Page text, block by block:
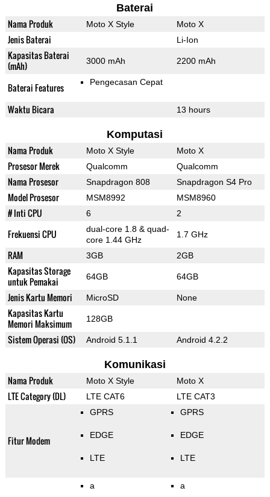
Baterai
Nama Produk Moto X Style Moto X
Jenis Baterai Li-Ion
Kapasitas Baterai
(mAh)
3000 mAh 2200 mAh
Baterai Features Pengecasan Cepat
Waktu Bicara 13 hours
Komputasi
Nama Produk Moto X Style Moto X
Prosesor Merek Qualcomm Qualcomm
Nama Prosesor Snapdragon 808 Snapdragon S4 Pro
Model Prosesor MSM8992 MSM8960
# Inti CPU 6 2
Frekuensi CPU
dual-core 1.8 & quad-
core 1.44 GHz
1.7 GHz
RAM 3GB 2GB
Kapasitas Storage
untuk Pemakai
64GB 64GB
Jenis Kartu Memori MicroSD None
Kapasitas Kartu
Memori Maksimum
128GB
Sistem Operasi (OS) Android 5.1.1 Android 4.2.2
Komunikasi
Nama Produk Moto X Style Moto X
LTE Category (DL) LTE CAT6 LTE CAT3
Fitur Modem
GPRS
EDGE
LTE
GPRS
EDGE
LTE
a a